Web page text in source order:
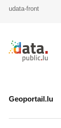
udata-front
Retour à
Geoportail.lu